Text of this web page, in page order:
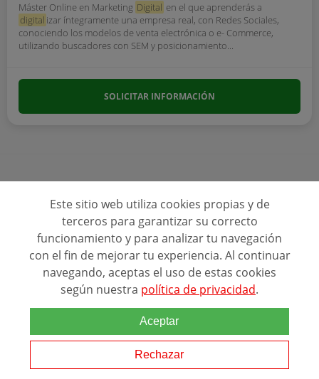
Máster Online en Marketing Digital en el que aprenderás a
digital izar íntegramente una empresa real, con Redes Sociales,
conociendo los modelos de venta electrónica o e- Commerce,
utilizando buscadores con SEM y posicionamiento...
SOLICITAR INFORMACIÓN
Ver más programas
Ranking Relacionado
Este sitio web utiliza cookies propias y de
terceros para garantizar su correcto
funcionamiento y para analizar tu navegación
con el fin de mejorar tu experiencia. Al continuar
navegando, aceptas el uso de estas cookies
según nuestra política de privacidad.
Aceptar
Rechazar